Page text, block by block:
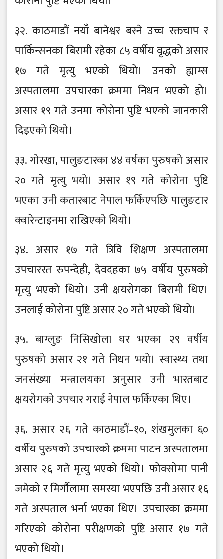
३२. काठमाडौं नयाँ बानेश्वर बस्ने उच्च रक्तचाप र
पार्किन्सनका बिरामी रहेका ८५ वर्षीय वृद्धको असार
१७ गते मृत्यु भएको थियो। उनको ह्याम्स
अस्पतालमा उपचारका क्रममा निधन भएको हो।
असार १९ गते उनमा कोरोना पुष्टि भएको जानकारी
दिइएको थियो।
३३. गोरखा, पालुङटारका ४४ वर्षका पुरुषको असार
२० गते मृत्यु भयो। असार १९ गते कोरोना पुष्टि
भएका उनी कतारबाट नेपाल फर्किएपछि पालुङटार
क्वारेन्टाइनमा राखिएको थियो।
३४. असार १७ गते त्रिवि शिक्षण अस्पतालमा
उपचाररत रुपन्देही, देवदहका ७५ वर्षीय पुरुषको
मृत्यु भएको थियो। उनी क्षयरोगका बिरामी थिए।
उनलाई कोरोना पुष्टि असार २० गते भएको थियो।
३५. बाग्लुङ निसिखोला घर भएका २९ वर्षीय
पुरुषको असार २१ गते निधन भयो। स्वास्थ्य तथा
जनसंख्या मन्त्रालयका अनुसार उनी भारतबाट
क्षयरोगको उपचार गराई नेपाल फर्किएका थिए।
३६. असार २६ गते काठमाडौं–१०, शंखमुलका ६०
वर्षीय पुरुषको उपचारको क्रममा पाटन अस्पतालमा
असार २६ गते मृत्यु भएको थियो। फोक्सोमा पानी
जमेको र मिर्गौलामा समस्या भएपछि उनी असार १६
गते अस्पताल भर्ना भएका थिए। उपचारका क्रममा
गरिएको कोरोना परीक्षणको पुष्टि असार १७ गते
भएको थियो।